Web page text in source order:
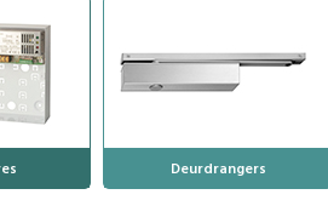
Deurdrangers